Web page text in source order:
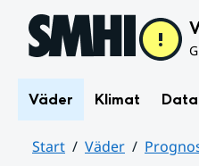
Hoppa till sidans innehåll
Väder Klimat Data
Start Väder